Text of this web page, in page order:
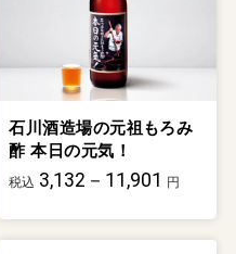
石川酒造場の元祖もろみ
酢 本日の元気！
税込 3,132－11,901 円